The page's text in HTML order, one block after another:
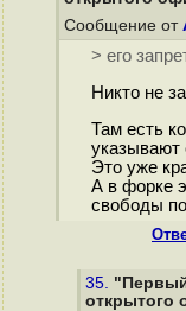
Сообщение от
> его
Никто не
Там есть
указывают
Это уже
А в форке
свободы
35.
открытого